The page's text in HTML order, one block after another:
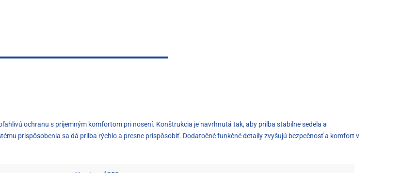
ochranu s príjemným komfortom pri nosení. Konštrukcia je navrhnutá tak, aby prilba stabilne sedela a
prispôsobenia sa dá prilba rýchlo a presne prispôsobiť. Dodatočné funkčné detaily zvyšujú bezpečnosť a komfort v